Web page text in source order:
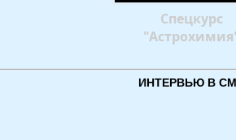
Спецкурс
ИНТЕРВЬЮ В